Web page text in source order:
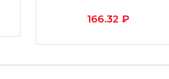
166.32 ₽